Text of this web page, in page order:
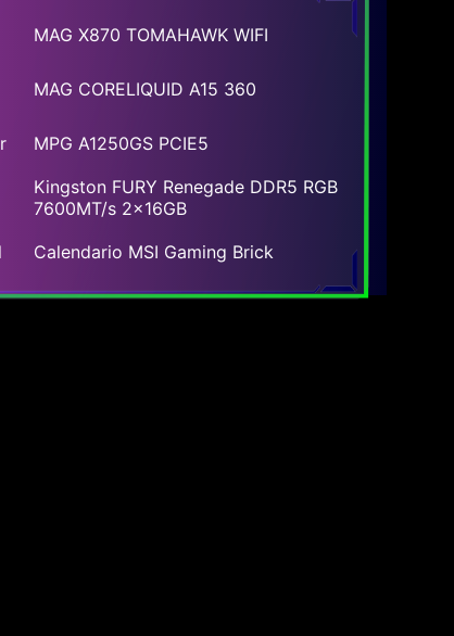
MAG X870 TOMAHAWK WIFI
MAG CORELIQUID A15 360
MPG A1250GS PCIE5
Kingston FURY Renegade DDR5 RGB
7600MT/s 2x16GB
Calendario MSI Gaming Brick